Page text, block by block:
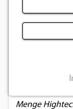
Horwin
„Wisch“-
22.06.2020
Der neue
Menge